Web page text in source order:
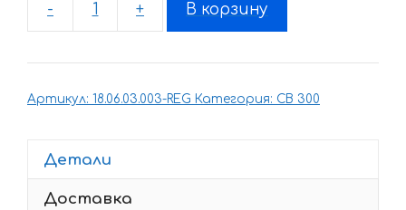
-
Количество
Комплект
Honda
R
+ В корзину
Артикул: 18.06.03.003-REG Категория: CB 300
Детали
Доставка